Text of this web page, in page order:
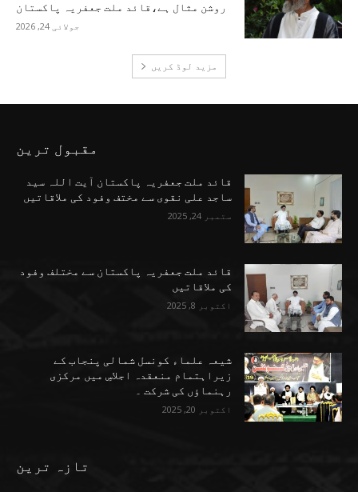
روشن مثال ہے،قائد ملت جعفریہ پاکستان
جولائی 24, 2026
مزید لوڈ کریں
مقبول ترین
قائد ملت جعفریہ پاکستان آیت اللہ سید
ساجد علی نقوی سے مختف وفود کی ملاقاتیں
ستمبر 24, 2025
قائد ملت جعفریہ پاکستان سے مختلف وفود
کی ملاقاتیں
اکتوبر 8, 2025
شیعہ علماء کونسل شمالی پنجاب کے
زیراہتمام منعقدہ اجلاسِ میں مرکزی
رہنماؤں کی شرکت ۔
اکتوبر 20, 2025
تازہ ترین